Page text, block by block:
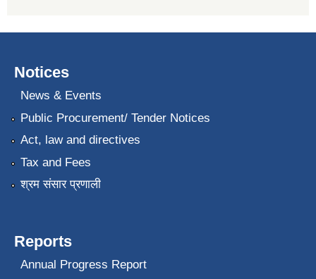
Notices
News & Events
Public Procurement/ Tender Notices
Act, law and directives
Tax and Fees
श्रम संसार प्रणाली
Reports
Annual Progress Report